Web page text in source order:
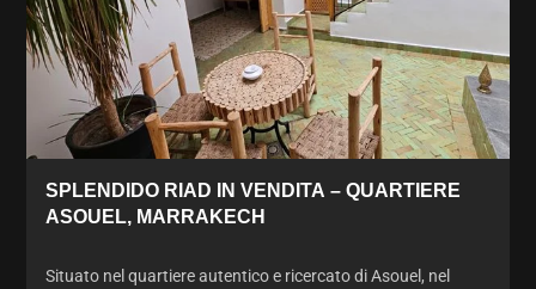
SPLENDIDO RIAD IN VENDITA – QUARTIERE
ASOUEL, MARRAKECH
Situato nel quartiere autentico e ricercato di Asouel, nel